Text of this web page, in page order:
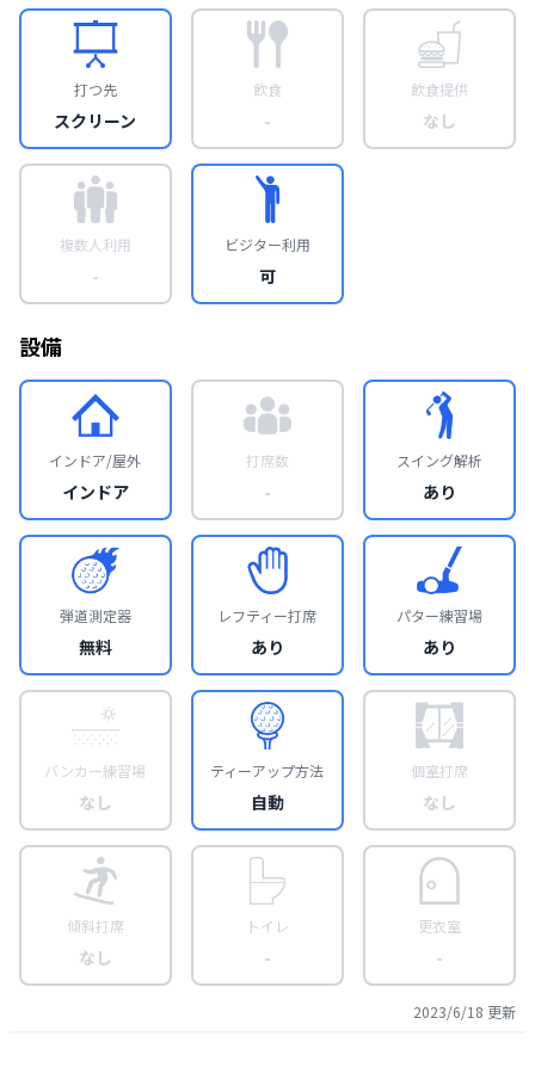
打つ先
スクリーン
飲食
-
飲食提供
なし
複数人利用
-
ビジター利用
可
設備
インドア/屋外
インドア
打席数
-
スイング解析
あり
弾道測定器
無料
レフティー打席
あり
パター練習場
あり
バンカー練習場
なし
ティーアップ方法
自動
個室打席
なし
傾斜打席
なし
トイレ
-
更衣室
-
2023/6/18 更新